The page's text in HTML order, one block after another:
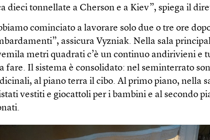
dieci tonnellate a Cherson e a Kiev”, spiega il
cominciato a lavorare solo due o tre ore
assicura Vyzniak. Nella sala
metri quadrati c’è un continuo andirivieni e
fare. Il sistema è consolidato: nel seminterrato
al piano terra il cibo. Al primo piano, nella
vestiti e giocattoli per i bambini e al secondo